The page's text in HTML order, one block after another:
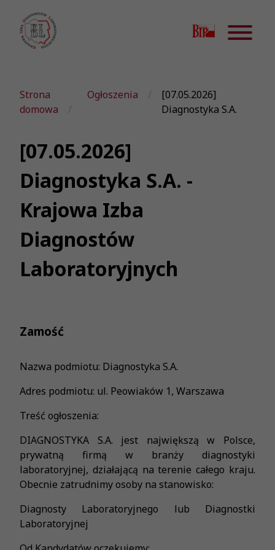
Strona
domowa
Ogłoszenia
[07.05.2026]
Diagnostyka S.A.
[07.05.2026]
Diagnostyka S.A. -
Krajowa Izba
Diagnostów
Laboratoryjnych
Zamość
Nazwa podmiotu: Diagnostyka S.A.
Adres podmiotu: ul. Peowiaków 1, Warszawa
Treść ogłoszenia:
DIAGNOSTYKA S.A. jest największą w Polsce,
prywatną firmą w branży diagnostyki
laboratoryjnej, działającą na terenie całego kraju.
Obecnie zatrudnimy osoby na stanowisko:
Diagnosty Laboratoryjnego lub Diagnostki
Laboratoryjnej